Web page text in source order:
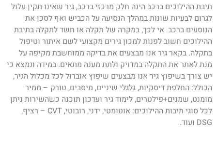
תיבת ההילוכים ברכב הינה חלק מרכזי ברכב, גיר שאינו תקין עלול
לגרום לבעיות שונות במהלך הנסיעה על הכביש ואף לסכן את
הנוסעים ברכב. אי לכך, במקרה של תקלה או חשד לתקלה בתיבת
ההילוכים חשוב לפנות למכון גירים מקצועי לשם איתור וטיפול
בתקלה. בקאר גיר אנו מבצעים את בדיקה ממוחשבת מקיפה על
מנת לאתר את התקלה במדויק ולתת מענה מתאים. במידה ונמצא כי
יש צורך בשיפוץ גיר אנו מבצעים שיפוץ אוברול לכל מכלול הגיר,
הכולל: החלפת דיסקיות, גלגלי שיניים, מיסבים, טורק – ממיר
מומנט, שמנים+פילטרים, לימוד גיר ועדכון תוכנה כשהשירות ניתן
לכל סוגי תיבות ההילוכים: אוטומטי, ידני, רובוטי, CVT – רציף,
DSG ועוד.